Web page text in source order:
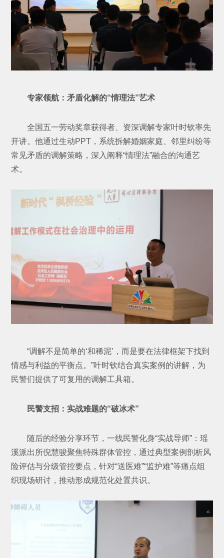
专家领航：矛盾化解的“情理法”艺术
全国五一劳动奖章获得者、资深调解专家叶时钦率先
开讲。他通过生动PPT，系统拆解婚姻家庭、邻里纠纷等
常见矛盾的调解策略，深入阐释“情理法”融合的沟通艺
术。
“调解不是简单的‘和稀泥’，而是要在法律框架下找到
情感与利益的平衡点。”叶时钦结合真实案例的讲解，为
民警们提供了可复用的调解工具箱。
民警支招：实战难题的“破冰术”
随后的经验分享环节，一线民警化身“实战导师”：瑶
溪派出所倪慧骏聚焦特殊群体管控，通过典型案例剖析风
险评估与分级管控要点，针对“送医难”“监护难”等痛点组
织现场研讨，推动形成规范化处置共识。